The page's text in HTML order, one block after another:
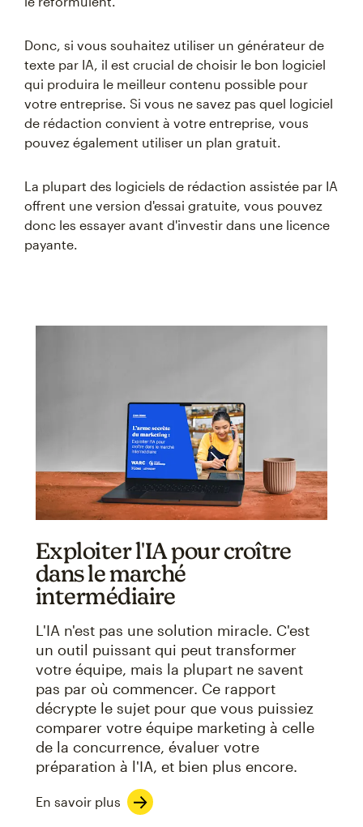
Donc, si vous souhaitez utiliser un générateur de
texte par IA, il est crucial de choisir le bon logiciel
qui produira le meilleur contenu possible pour
votre entreprise. Si vous ne savez pas quel logiciel
de rédaction convient à votre entreprise, vous
pouvez également utiliser un plan gratuit.
La plupart des logiciels de rédaction assistée par IA
offrent une version d'essai gratuite, vous pouvez
donc les essayer avant d'investir dans une licence
payante.
Exploiter l'IA pour croître
dans le marché
intermédiaire
L'IA n'est pas une solution miracle. C'est
un outil puissant qui peut transformer
votre équipe, mais la plupart ne savent
pas par où commencer. Ce rapport
décrypte le sujet pour que vous puissiez
comparer votre équipe marketing à celle
de la concurrence, évaluer votre
préparation à l'IA, et bien plus encore.
En savoir plus